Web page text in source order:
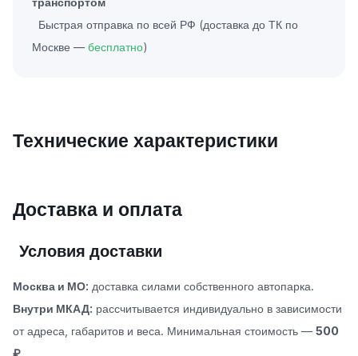
Быстрая отправка по всей РФ (доставка до ТК по
Москве — бесплатно)
Технические характеристики
Доставка и оплата
Условия доставки
Москва и МО: доставка силами собственного автопарка.
Внутри МКАД: рассчитывается индивидуально в зависимости
от адреса, габаритов и веса. Минимальная стоимость — 500
₽.